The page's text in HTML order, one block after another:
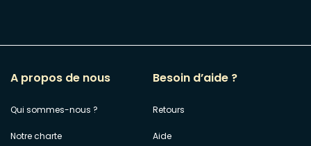
A propos de nous
Qui sommes-nous ?
Notre charte
Besoin d’aide ?
Retours
Aide